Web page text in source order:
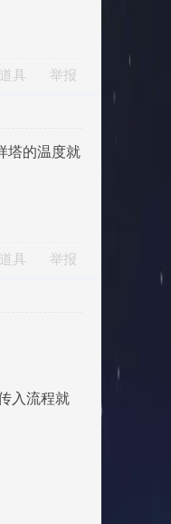
具 举报
塔的温度就
具 举报
入流程就